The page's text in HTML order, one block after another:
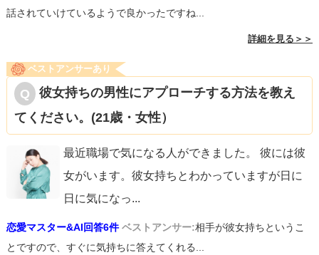
話されていけているようで良かったですね...
詳細を見る＞＞
ベストアンサーあり
彼女持ちの男性にアプローチする方法を教え
てください。(21歳・女性）
最近職場で気になる人ができました。 彼には彼
女がいます。彼女持ちとわかっていますが日に
日に気になっ...
恋愛マスター&AI回答6件 ベストアンサー:相手が彼女持ちというこ
とですので、すぐに気持ちに答えてくれる...